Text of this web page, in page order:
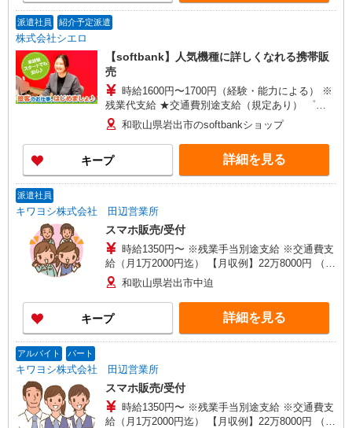
派遣社員 紹介予定派遣
株式会社シエロ
【softbank】人気機種に詳しくなれる携帯販
売
時給1600円〜1700円（経験・能力による） ※
残業代支給 ★交通費別途支給（規定あり） ゜
+゜・。○。・゜+゜・。○。・゜+゜ 入社祝い金10
万円支給(規定有) お友達を紹介頂くと, インセンテ
ィブ支給(規定有) ★月2回払い・週払い可能（規程
有）★ ゜・。○。・゜+゜・。○。・゜+゜
和歌山県岩出市のsoftbankショップ
キープ 詳細を見る
派遣社員
キワヨシ株式会社 田辺営業所
スマホ販売/受付
時給1350円〜 ※残業手当別途支給 ※交通費支
給（月1万2000円迄） 【月収例】22万8000円 （8
ｈ×20日出勤×1350円、交通費1万2000円の場合）
※残業手当別途支給
和歌山県岩出市中迫
キープ 詳細を見る
アルバイト パート
キワヨシ株式会社 田辺営業所
スマホ販売/受付
時給1350円〜 ※残業手当別途支給 ※交通費支
給（月1万2000円迄） 【月収例】22万8000円 （8